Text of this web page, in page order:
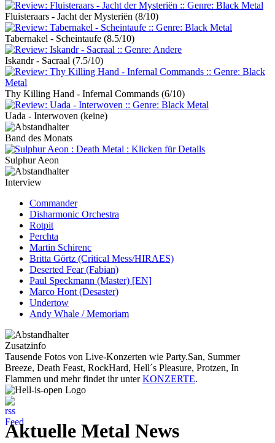
Fluisteraars - Jacht der Mysteriën (8/10)
Tabernakel - Scheintaufe (8.5/10)
Iskandr - Sacraal (7.5/10)
Thy Killing Hand - Infernal Commands (6/10)
Uada - Interwoven (keine)
Band des Monats
Sulphur Aeon
Interview
Commander
Disharmonic Orchestra
Rotpit
Perchta
Martin Schirenc
Britta Görtz (Critical Mess/HIRAES)
Deserted Fear (Fabian)
Paul Speckmann (Master) [EN]
Marco Hont (Desaster)
Undertow
Andy Whale / Memoriam
Zusatzinfo
Tausende Fotos von Live-Konzerten wie Party.San, Summer
Breeze, Death Feast, RockHard, Hell´s Pleasure, Protzen, In
Flammen und mehr findet ihr unterKONZERTE.
Aktuelle Metal News